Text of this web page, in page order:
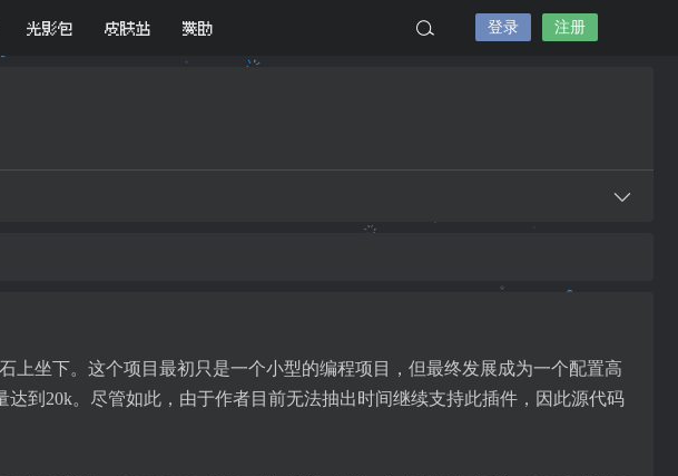
光影包 皮肤站 赞助 登录 注册
上坐下。这个项目最初只是一个小型的编程项目，但最终发展成为一个配置高
到20k。尽管如此，由于作者目前无法抽出时间继续支持此插件，因此源代码